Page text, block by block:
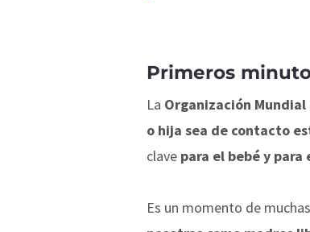
Primeros
La Organización Mundial
o hija sea de contacto
clave para el bebé y para
Es un momento de